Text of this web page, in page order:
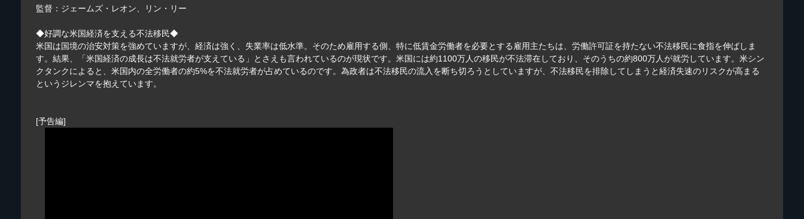
監督：ジェームズ・レオン、リン・リー
◆好調な米国経済を支える不法移民◆
米国は国境の治安対策を強めていますが、経済は強く、失業率は低水準。そのため雇用する側、特に低賃金労働者を必要とする雇用主たちは、労働許可証を持たない不法移民に食指を伸ばしま
す。結果、「米国経済の成長は不法就労者が支えている」とさえも言われているのが現状です。米国には約1100万人の移民が不法滞在しており、そのうちの約800万人が就労しています。米シン
クタンクによると、米国内の全労働者の約5%を不法就労者が占めているのです。為政者は不法移民の流入を断ち切ろうとしていますが、不法移民を排除してしまうと経済失速のリスクが高まる
というジレンマを抱えています。
[予告編]